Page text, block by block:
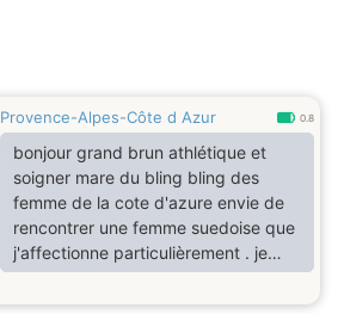
Provence-Alpes-Côte d Azur 0.8
bonjour grand brun athlétique et
soigner mare du bling bling des
femme de la cote d'azure envie de
rencontrer une femme suedoise que
j'affectionne particulièrement . je
suis un homme qui aime la nature et
la vie ,aventurier et tres joueur j'ai